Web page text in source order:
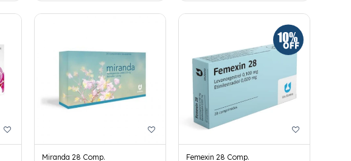
Miranda 28 Comp. Femexin 28 Comp.